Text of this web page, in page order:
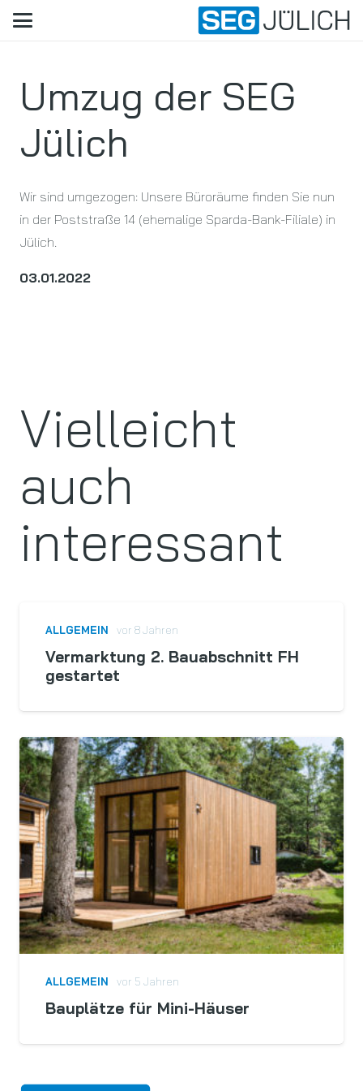
Umzug der SEG
Jülich
Wir sind umgezogen: Unsere Büroräume finden Sie nun
in der Poststraße 14 (ehemalige Sparda-Bank-Filiale) in
Jülich.
03.01.2022
Vielleicht
auch
interessant
ALLGEMEIN vor 8 Jahren
Vermarktung 2. Bauabschnitt FH
gestartet
ALLGEMEIN vor 5 Jahren
Bauplätze für Mini-Häuser